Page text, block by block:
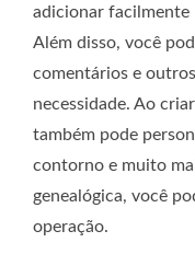
adicionar facilmente
Além disso, você
comentários e
necessidade. Ao
também pode
contorno e muito
genealógica, você
operação.